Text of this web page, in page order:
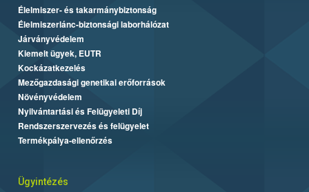
Élelmiszer- és takarmánybiztonság
Élelmiszerlánc-biztonsági laborhálózat
Járványvédelem
Kiemelt ügyek, EUTR
Kockázatkezelés
Mezőgazdasági genetikai erőforrások
Növényvédelem
Nyilvántartási és Felügyeleti Díj
Rendszerszervezés és felügyelet
Termékpálya-ellenőrzés
Ügyintézés